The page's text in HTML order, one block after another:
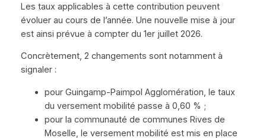
Les taux applicables à cette contribution peuvent
évoluer au cours de l’année. Une nouvelle mise à jour
est ainsi prévue à compter du 1er juillet 2026.
Concrètement, 2 changements sont notamment à
signaler :
pour Guingamp-Paimpol Agglomération, le taux
du versement mobilité passe à 0,60 % ;
pour la communauté de communes Rives de
Moselle, le versement mobilité est mis en place